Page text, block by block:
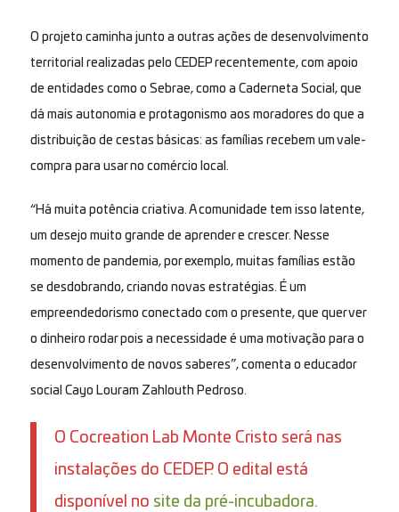
O projeto caminha junto a outras ações de desenvolvimento
territorial realizadas pelo CEDEP recentemente, com apoio
de entidades como o Sebrae, como a Caderneta Social, que
dá mais autonomia e protagonismo aos moradores do que a
distribuição de cestas básicas: as famílias recebem um vale-
compra para usar no comércio local.
“Há muita potência criativa. A comunidade tem isso latente,
um desejo muito grande de aprender e crescer. Nesse
momento de pandemia, por exemplo, muitas famílias estão
se desdobrando, criando novas estratégias. É um
empreendedorismo conectado com o presente, que quer ver
o dinheiro rodar pois a necessidade é uma motivação para o
desenvolvimento de novos saberes”, comenta o educador
social Cayo Louram Zahlouth Pedroso.
O Cocreation Lab Monte Cristo será nas
instalações do CEDEP. O edital está
disponível no site da pré-incubadora.